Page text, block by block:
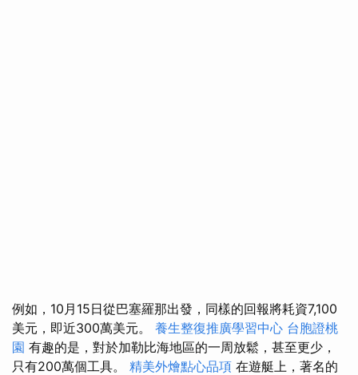
例如，10月15日從巴塞羅那出發，同樣的回報將耗資7,100
美元，即近300萬美元。 養生整復推廣學習中心 台胞證桃
園 有趣的是，對於加勒比海地區的一周放鬆，甚至更少，
只有200萬個工具。 精美外燴點心品項 在遊艇上，著名的